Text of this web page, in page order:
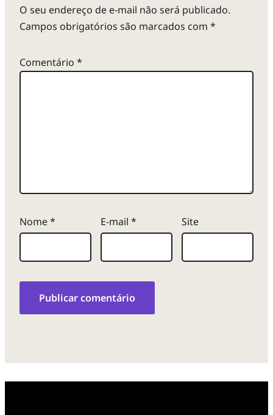
O seu endereço de e-mail não será publicado.
Campos obrigatórios são marcados com *
Comentário *
Nome* E-mail * Site